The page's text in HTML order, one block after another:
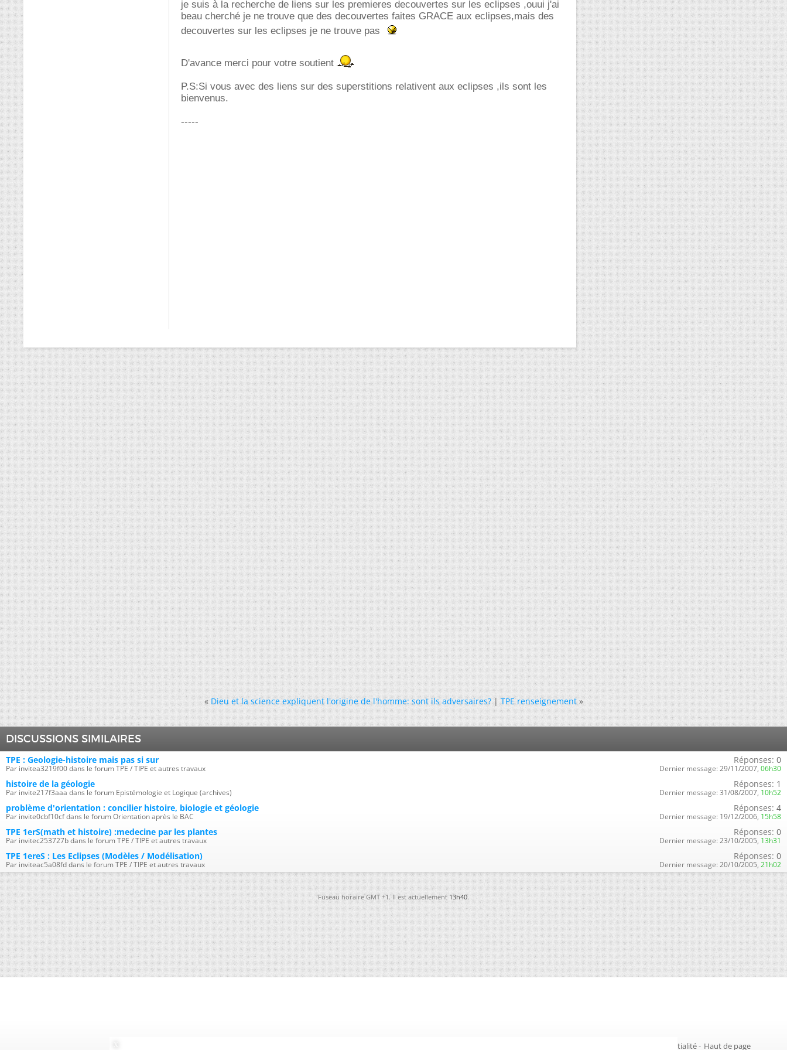
je suis à la recherche de liens sur les premieres decouvertes sur les eclipses ,ouui j'ai
beau cherché je ne trouve que des decouvertes faites GRACE aux eclipses,mais des
decouvertes sur les eclipses je ne trouve pas
D'avance merci pour votre soutient
P.S:Si vous avec des liens sur des superstitions relativent aux eclipses ,ils sont les
bienvenus.
-----
« Dieu et la science expliquent l'origine de l'homme: sont ils adversaires?|TPE renseignement »
DISCUSSIONS SIMILAIRES
TPE : Geologie-histoire mais pas si sur
Par invitea3219f00 dans le forum TPE / TIPE et autres travaux
Réponses: 0
Dernier message: 29/11/2007, 06h30
histoire de la géologie
Par invite217f3aaa dans le forum Epistémologie et Logique (archives)
Réponses: 1
Dernier message: 31/08/2007, 10h52
problème d'orientation : concilier histoire, biologie et géologie
Par invite0cbf10cf dans le forum Orientation après le BAC
Réponses: 4
Dernier message: 19/12/2006, 15h58
TPE 1erS(math et histoire) :medecine par les plantes
Par invitec253727b dans le forum TPE / TIPE et autres travaux
Réponses: 0
Dernier message: 23/10/2005, 13h31
TPE 1ereS : Les Eclipses (Modèles / Modélisation)
Par inviteac5a08fd dans le forum TPE / TIPE et autres travaux
Réponses: 0
Dernier message: 20/10/2005, 21h02
Fuseau horaire GMT +1. Il est actuellement13h40.
Politique de confidentialité- Haut de page